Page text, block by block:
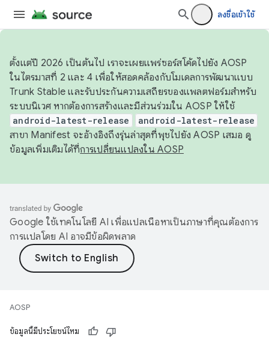
ลงชื่อเข้าใช้
ตั้งแต่ปี 2026 เป็นต้นไป เราจะเผยแพร่ซอร์สโค้ดไปยัง AOSP
ในไตรมาสที่ 2 และ 4 เพื่อให้สอดคล้องกับโมเดลการพัฒนาแบบ
Trunk Stable และรับประกันความเสถียรของแพลตฟอร์มสำหรับ
ระบบนิเวศ หากต้องการสร้างและมีส่วนร่วมใน AOSP ให้ใช้
android-latest-release android-latest-release
สาขา Manifest จะอ้างอิงถึงรุ่นล่าสุดที่พุชไปยัง AOSP เสมอ ดู
ข้อมูลเพิ่มเติมได้ที่การเปลี่ยนแปลงใน AOSP
Google ใช้เทคโนโลยี AI เพื่อแปลเนื้อหาเป็นภาษาที่คุณต้องการ
การแปลโดย AI อาจมีข้อผิดพลาด
AOSP
ข้อมูลนี้มีประโยชน์ไหม